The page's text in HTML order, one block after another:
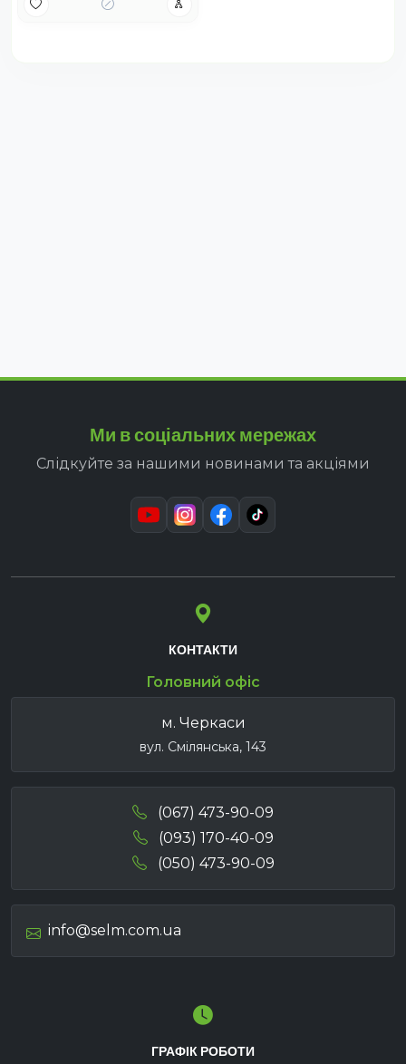
Ми в соціальних мережах
Слідкуйте за нашими новинами та акціями
КОНТАКТИ
Головний офіс
м. Черкаси
вул. Смілянська, 143
(067) 473-90-09
(093) 170-40-09
(050) 473-90-09
info@selm.com.ua
ГРАФІК РОБОТИ